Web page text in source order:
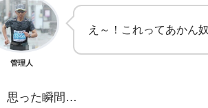
管理人
え～！これってあかん
思った瞬間…